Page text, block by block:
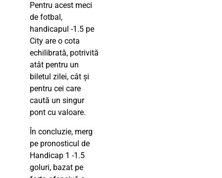
Pentru acest meci
de fotbal,
handicapul -1.5 pe
City are o cota
echilibrată, potrivită
atât pentru un
biletul zilei, cât și
pentru cei care
caută un singur
pont cu valoare.
În concluzie, merg
pe pronosticul de
Handicap 1 -1.5
goluri, bazat pe